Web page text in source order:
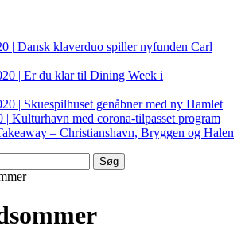
| Dansk klaverduo spiller nyfunden Carl
| Er du klar til Dining Week i
| Skuespilhuset genåbner med ny Hamlet
| Kulturhavn med corona-tilpasset program
– Christianshavn, Bryggen og Halen